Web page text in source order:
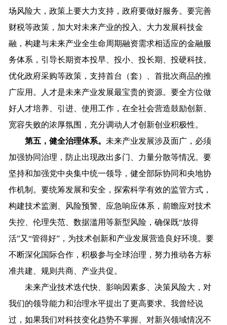
场风险大，政策上要大力支持，政府要做好服务。要完善
财税等政策，加大对未来产业的投入。大力发展科技金
融，构建与未来产业全生命周期融资需求相适应的金融服
务体系，引导长期资本投早、投小、投长期、投硬科技。
优化政府采购等政策，支持首台（套）、首批次商品的推
广应用。人才是未来产业发展最宝贵的资源。要全方位做
好人才培养、引进、使用工作，在全社会营造鼓励创新、
宽容失败的浓厚氛围，充分调动人才创新创业积极性。
第五，健全治理体系。 未来产业发展涉及面广，必须
加强协同治理，防止出现政出多门、力量分散等情况。要
坚持和加强党中央集中统一领导，健全部际协同和央地协
作机制。要统筹发展和安全，探索科学有效的监管方式，
构建技术监测、风险预警、应急响应体系，前瞻应对技术
失控、伦理失范、数据滥用等新型风险，确保既“放得
活”又“管得好”，为技术创新和产业发展营造良好环境。要
不断深化国际合作，积极参与全球治理，努力推动各方标
准共建、规则共商、产业共促。
未来产业技术迭代快、影响因素多、决策风险大，对
我们的领导能力和治理水平提出了更高要求。我曾经说
过，如果我们对科技变化趋势不掌握、对新兴领域情况不